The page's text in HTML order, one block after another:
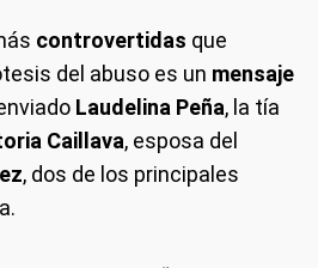
controvertidas que
del abuso es un mensaje
Laudelina Peña, la tía
Caillava, esposa del
, dos de los principales